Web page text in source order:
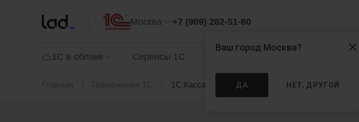
Москва +7 (909) 282-51-60
1С в облаке Сервисы 1С
1С:Касса
Ваш город Москва?
ДА НЕТ, ДРУГОЙ